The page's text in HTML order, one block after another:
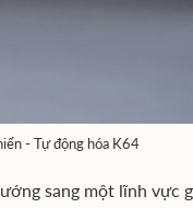
- Tự động hóa K64
sang một lĩnh vực